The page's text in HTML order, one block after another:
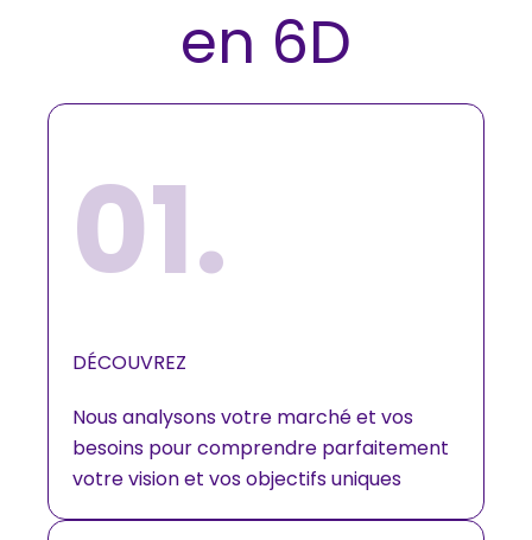
en 6D​
01.
DÉCOUVREZ​
Nous analysons votre marché et vos
besoins pour comprendre parfaitement
votre vision et vos objectifs uniques